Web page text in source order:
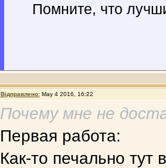
Помните, что
Відправлено: May 4 2016, 16:22
Почему мне не
Первая работа:
Как-то печально тут